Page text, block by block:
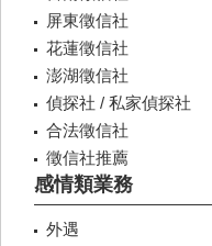
屏東徵信社
花蓮徵信社
澎湖徵信社
偵探社 / 私家偵探社
合法徵信社
徵信社推薦
感情類業務
外遇